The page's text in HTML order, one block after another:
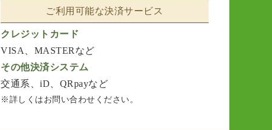
ご利用可能な決済サービス
クレジットカード
VISA、MASTERなど
その他決済システム
交通系、iD、QRpayなど
※詳しくはお問い合わせください。